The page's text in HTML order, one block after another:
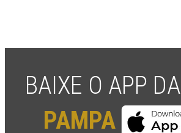
BAIXE O APP DA
PAMPA